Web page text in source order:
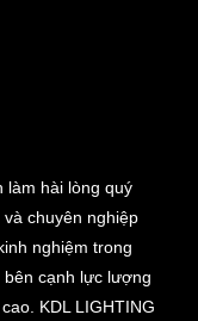
làm hài lòng quý
chuyên nghiệp
nghiệm trong
cạnh lực lượng
KDL LIGHTING